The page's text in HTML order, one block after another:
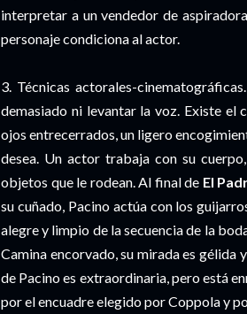
interpretar a un vendedor de
personaje condiciona al actor.
3. Técnicas actorales-
demasiado ni levantar la voz. Existe el
ojos entrecerrados, un ligero
desea. Un actor trabaja con su
objetos que le rodean. Al final de El
su cuñado, Pacino actúa con los
alegre y limpio de la secuencia de la
Camina encorvado, su mirada es gélida
de Pacino es extraordinaria, pero está
por el encuadre elegido por Coppola y